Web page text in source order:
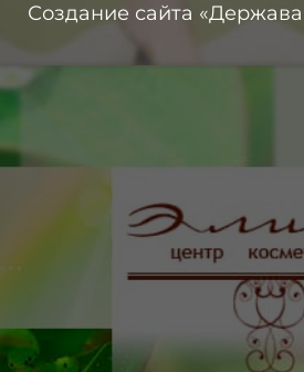
Создание сайта